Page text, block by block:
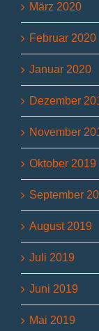
März 2020
Februar 2020
Januar 2020
Dezember
November
Oktober 2019
September
August 2019
Juli 2019
Juni 2019
Mai 2019